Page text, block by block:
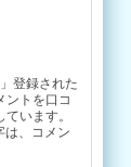
登録された
ントを口コ
います。
は、コメン